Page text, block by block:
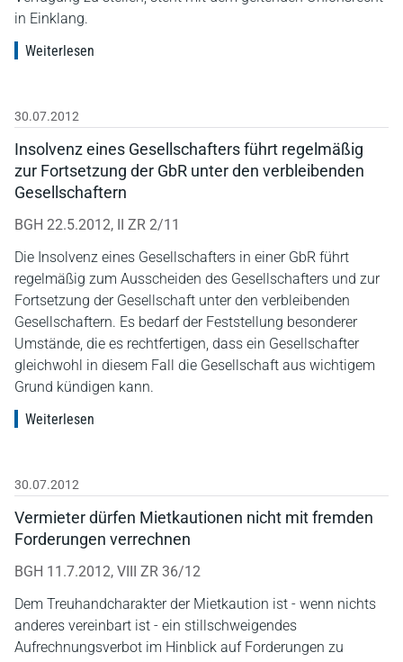
in Einklang.
Weiterlesen
30.07.2012
Insolvenz eines Gesellschafters führt regelmäßig
zur Fortsetzung der GbR unter den verbleibenden
Gesellschaftern
BGH 22.5.2012, II ZR 2/11
Die Insolvenz eines Gesellschafters in einer GbR führt
regelmäßig zum Ausscheiden des Gesellschafters und zur
Fortsetzung der Gesellschaft unter den verbleibenden
Gesellschaftern. Es bedarf der Feststellung besonderer
Umstände, die es rechtfertigen, dass ein Gesellschafter
gleichwohl in diesem Fall die Gesellschaft aus wichtigem
Grund kündigen kann.
Weiterlesen
30.07.2012
Vermieter dürfen Mietkautionen nicht mit fremden
Forderungen verrechnen
BGH 11.7.2012, VIII ZR 36/12
Dem Treuhandcharakter der Mietkaution ist - wenn nichts
anderes vereinbart ist - ein stillschweigendes
Aufrechnungsverbot im Hinblick auf Forderungen zu